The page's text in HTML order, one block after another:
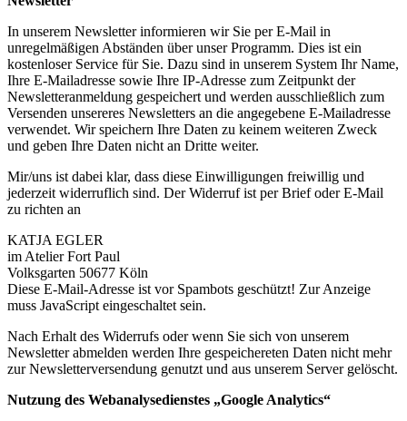
In unserem Newsletter informieren wir Sie per E-Mail in
unregelmäßigen Abständen über unser Programm. Dies ist ein
kostenloser Service für Sie. Dazu sind in unserem System Ihr Name,
Ihre E-Mailadresse sowie Ihre IP-Adresse zum Zeitpunkt der
Newsletteranmeldung gespeichert und werden ausschließlich zum
Versenden unsereres Newsletters an die angegebene E-Mailadresse
verwendet. Wir speichern Ihre Daten zu keinem weiteren Zweck
und geben Ihre Daten nicht an Dritte weiter.
Mir/uns ist dabei klar, dass diese Einwilligungen freiwillig und
jederzeit widerruflich sind. Der Widerruf ist per Brief oder E-Mail
zu richten an
KATJA EGLER
im Atelier Fort Paul
Volksgarten 50677 Köln
Diese E-Mail-Adresse ist vor Spambots geschützt! Zur Anzeige
muss JavaScript eingeschaltet sein.
Nach Erhalt des Widerrufs oder wenn Sie sich von unserem
Newsletter abmelden werden Ihre gespeichereten Daten nicht mehr
zur Newsletterversendung genutzt und aus unserem Server gelöscht.
Nutzung des Webanalysedienstes „Google Analytics“